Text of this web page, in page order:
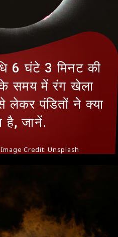
Image Credit: Unsplash
6 घंटे 3 मिनट की
के समय में रंग खेला
लेकर पंडितों ने क्‍या
है, जानें.